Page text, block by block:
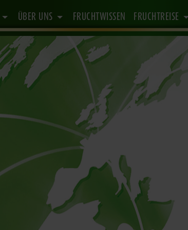
ÜBER UNS FRUCHTWISSEN FRUCHTREISE